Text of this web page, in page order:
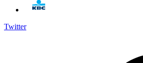
Twitter